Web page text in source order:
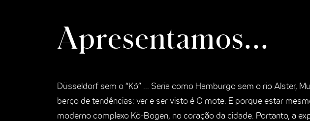
Apresentamos...
Düsseldorf sem o “Kö” ... Seria como Hamburgo sem o rio Alster,
berço de tendências: ver e ser visto é O mote. E porque estar
moderno complexo Kö-Bogen, no coração da cidade. Portanto, a